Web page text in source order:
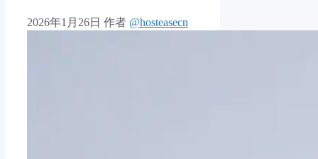
2026年1月26日 作者 @hosteasecn